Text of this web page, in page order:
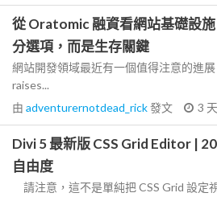
從 Oratomic 融資看網站基礎設
分選項，而是生存關鍵
網站開發領域最近有一個值得注意的進
raises...
由 adventurernotdead_rick發文 3
Divi 5 最新版 CSS Grid Editor |
自由度
請注意，這不是單純把 CSS Grid 設定